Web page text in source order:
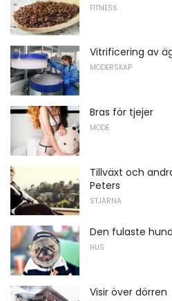
FITNESS
Vitrificering av
MODERSKAP
Bras för tjejer
MODE
Tillväxt och
Peters
STJÄRNA
Den fulaste
HUS
Visir över dörren